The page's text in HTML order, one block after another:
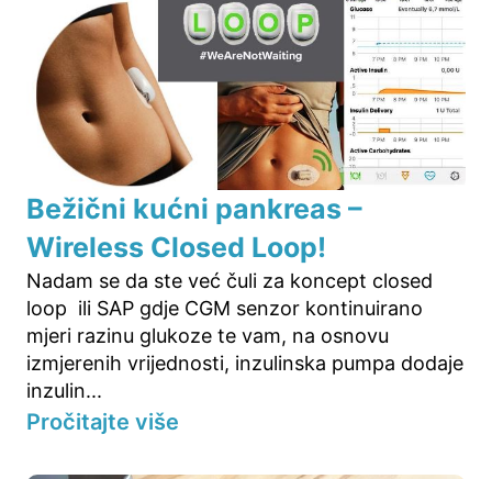
Bežični kućni pankreas –
Wireless Closed Loop!
Nadam se da ste već čuli za koncept closed
loop ili SAP gdje CGM senzor kontinuirano
mjeri razinu glukoze te vam, na osnovu
izmjerenih vrijednosti, inzulinska pumpa dodaje
inzulin...
Pročitajte više